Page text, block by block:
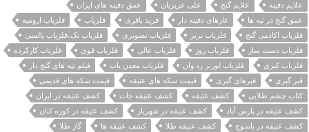
علایم دفینه
علایم گنج علی عزیزیان
عمق دفینه های ایران
عمق گنج در تپه ها
غارهای دفینه دار فرید باقری فلزیاب
فلزیاب ارومیه
فلزیاب اکادمی گنج
فلزیاب برتر فلزیاب تصویری
فلزیاب تک،فلزیاب پالسی
فلزیاب دست ساز
فلزیاب روژ فلزیاب عالی فلزیاب قوی
فلزیاب کارکرده
فلزیاب کبری
فلزیاب لورنز زد وان فلزیاب معدن یاب
فیلم تپه های گنج دار
قبر گبری
قبرهای گبری قیمت سکه های عتیقه
قیمت سکه های قدیمی
کتاب چشم طلایی
کشف عتیقه کشف عتیقه جات
کشف عتیقه در ایران
کشف عتیقه در پارس آباد
کشف عتیقه در شهریار
کشف عتیقه در کوزه کنان
کشف عتیقه در یاسوج
کشف عتیقه طلا کشف عتیقه ها
گاز طلا